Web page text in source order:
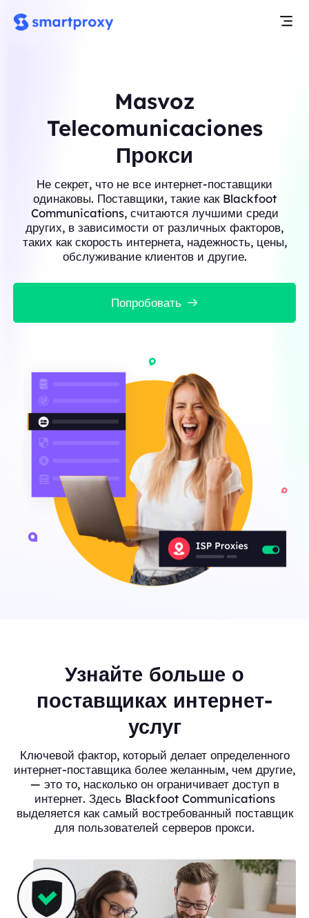
Masvoz
Telecomunicaciones
Прокси
Не секрет, что не все интернет-поставщики
одинаковы. Поставщики, такие как Blackfoot
Communications, считаются лучшими среди
других, в зависимости от различных факторов,
таких как скорость интернета, надежность, цены,
обслуживание клиентов и другие.
Попробовать
Узнайте больше о
поставщиках интернет-
услуг
Ключевой фактор, который делает определенного
интернет-поставщика более желанным, чем другие,
— это то, насколько он ограничивает доступ в
интернет. Здесь Blackfoot Communications
выделяется как самый востребованный поставщик
для пользователей серверов прокси.